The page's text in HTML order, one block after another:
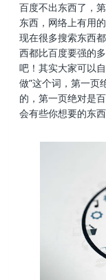
百度不出东西了，
东西，网络上有用
现在很多搜索东西
西都比百度要强的
吧！其实大家可以
做”这个词，第一页
的，第一页绝对是
会有些你想要的东西